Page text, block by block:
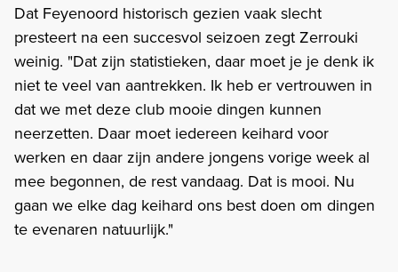
Dat Feyenoord historisch gezien vaak slecht
presteert na een succesvol seizoen zegt Zerrouki
weinig. "Dat zijn statistieken, daar moet je je denk ik
niet te veel van aantrekken. Ik heb er vertrouwen in
dat we met deze club mooie dingen kunnen
neerzetten. Daar moet iedereen keihard voor
werken en daar zijn andere jongens vorige week al
mee begonnen, de rest vandaag. Dat is mooi. Nu
gaan we elke dag keihard ons best doen om dingen
te evenaren natuurlijk."